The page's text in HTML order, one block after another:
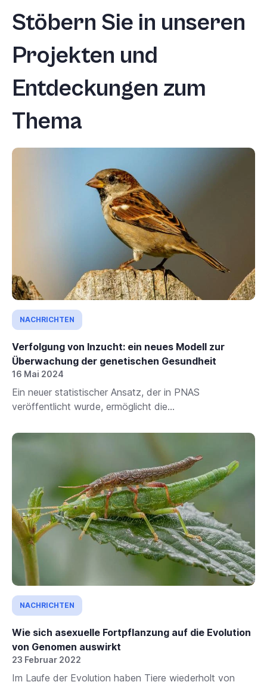
Stöbern Sie in unseren
Projekten und
Entdeckungen zum
Thema
NACHRICHTEN
Verfolgung von Inzucht: ein neues Modell zur
Überwachung der genetischen Gesundheit
16 Mai 2024
Ein neuer statistischer Ansatz, der in PNAS
veröffentlicht wurde, ermöglicht die...
NACHRICHTEN
Wie sich asexuelle Fortpflanzung auf die Evolution
von Genomen auswirkt
23 Februar 2022
Im Laufe der Evolution haben Tiere wiederholt von